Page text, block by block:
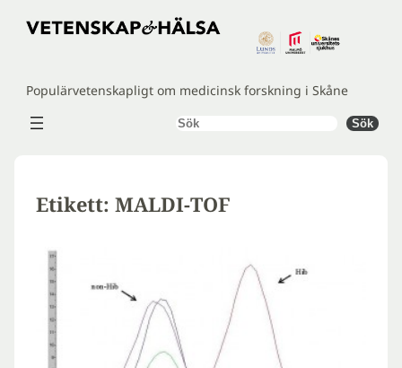
Hoppa
Populärvetenskapligt om medicinsk forskning i Skåne
Sök Sök
Etikett: MALDI-TOF